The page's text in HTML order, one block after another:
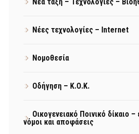
Νέα τάξη – Τεχνολογίες –
Νέες τεχνολογίες – Internet
Νομοθεσία
Οδήγηση – Κ.Ο.Κ.
Οικογενειακό Ποινικό δίκαιο –
νόμοι και αποφάσεις